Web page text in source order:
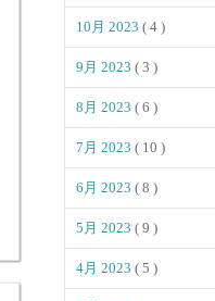
10月 2023 ( 4 )
9月 2023 ( 3 )
8月 2023 ( 6 )
7月 2023 ( 10 )
6月 2023 ( 8 )
5月 2023 ( 9 )
4月 2023 ( 5 )